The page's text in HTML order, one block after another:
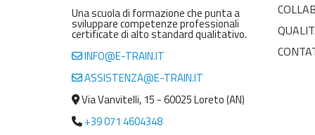
Una scuola di formazione che punta a
sviluppare competenze professionali
certificate di alto standard qualitativo.
INFO@E-TRAIN.IT
ASSISTENZA@E-TRAIN.IT
Via Vanvitelli, 15 - 60025 Loreto (AN)
+39 071 4604348